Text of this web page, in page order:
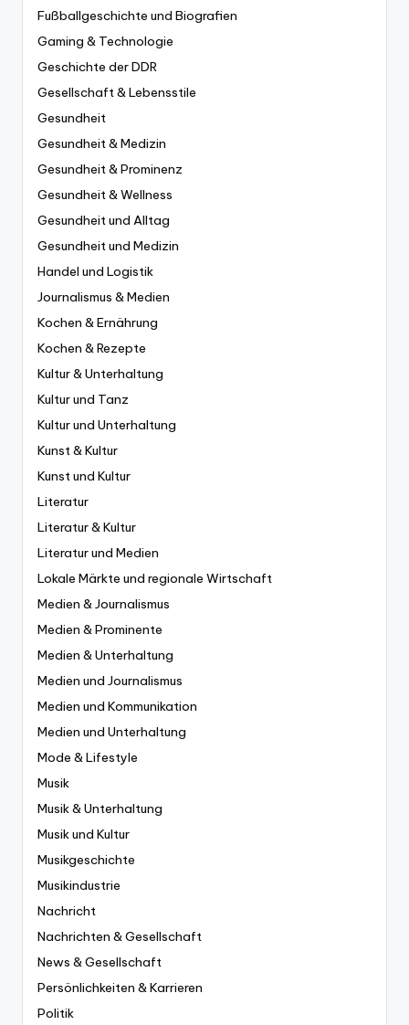
Fußballgeschichte und Biografien
Gaming & Technologie
Geschichte der DDR
Gesellschaft & Lebensstile
Gesundheit
Gesundheit & Medizin
Gesundheit & Prominenz
Gesundheit & Wellness
Gesundheit und Alltag
Gesundheit und Medizin
Handel und Logistik
Journalismus & Medien
Kochen & Ernährung
Kochen & Rezepte
Kultur & Unterhaltung
Kultur und Tanz
Kultur und Unterhaltung
Kunst & Kultur
Kunst und Kultur
Literatur
Literatur & Kultur
Literatur und Medien
Lokale Märkte und regionale Wirtschaft
Medien & Journalismus
Medien & Prominente
Medien & Unterhaltung
Medien und Journalismus
Medien und Kommunikation
Medien und Unterhaltung
Mode & Lifestyle
Musik
Musik & Unterhaltung
Musik und Kultur
Musikgeschichte
Musikindustrie
Nachricht
Nachrichten & Gesellschaft
News & Gesellschaft
Persönlichkeiten & Karrieren
Politik